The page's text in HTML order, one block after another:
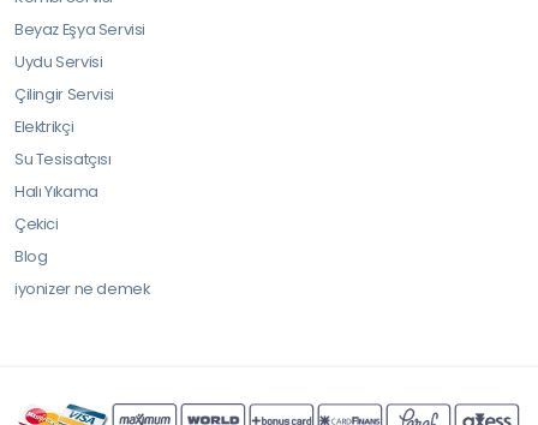
Beyaz Eşya Servisi
Uydu Servisi
Çilingir Servisi
Elektrikçi
Su Tesisatçısı
Halı Yıkama
Çekici
Blog
iyonizer ne demek